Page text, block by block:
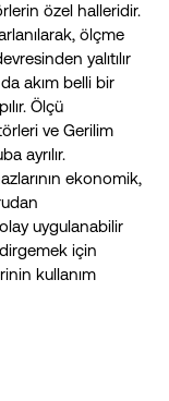
özel halleridir.
ölçme
yalıtılır
akım belli bir
Ölçü
ve Gerilim
ayrılır.
ekonomik,
uygulanabilir
için
kullanım